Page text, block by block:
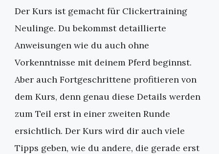
Der Kurs ist gemacht für Clickertraining
Neulinge. Du bekommst detaillierte
Anweisungen wie du auch ohne
Vorkenntnisse mit deinem Pferd beginnst.
Aber auch Fortgeschrittene profitieren von
dem Kurs, denn genau diese Details werden
zum Teil erst in einer zweiten Runde
ersichtlich. Der Kurs wird dir auch viele
Tipps geben, wie du andere, die gerade erst